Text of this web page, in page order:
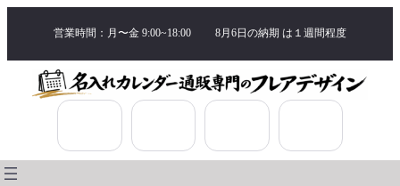
営業時間：月〜金 9:00~18:00 8月6日の納期 は １週間程度